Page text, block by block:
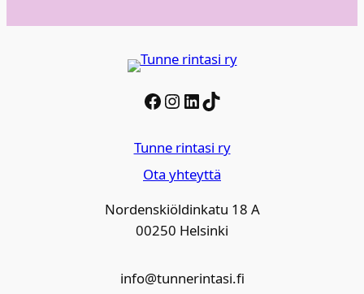
Facebook
Instagram
LinkedIn
TikTok
Tunne rintasi ry
Ota yhteyttä
Nordenskiöldinkatu 18 A
00250 Helsinki
info@tunnerintasi.fi